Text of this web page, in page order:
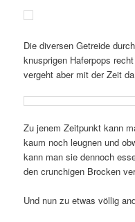
Die diversen Getreide
knusprigen Haferpops
vergeht aber mit der Zeit
Zu jenem Zeitpunkt kann
kaum noch leugnen und
kann man sie dennoch
den crunchigen Brocken
Und nun zu etwas völlig